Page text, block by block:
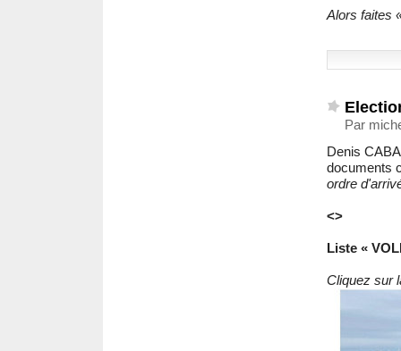
Alors faites
Par
Denis
documents
ordre
<>
Liste «
Cliquez sur